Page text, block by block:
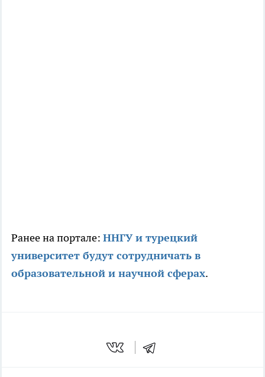
Ранее на портале: ННГУ и турецкий
университет будут сотрудничать в
образовательной и научной сферах.